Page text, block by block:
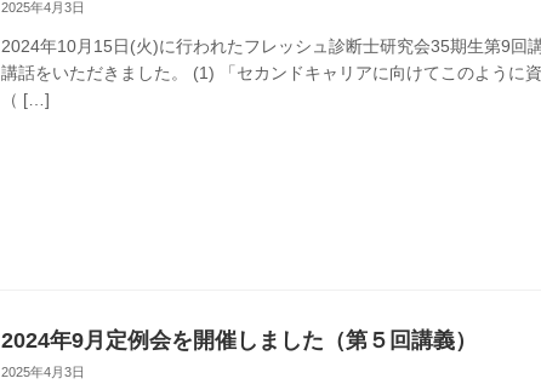
2025年4月3日
2024年10月15日(火)に行われたフレッシュ診断士研究会35期生第9回
講話をいただきました。 (1) 「セカンドキャリアに向けてこのように
（ […]
2024年9月定例会を開催しました（第５回講義）
2025年4月3日